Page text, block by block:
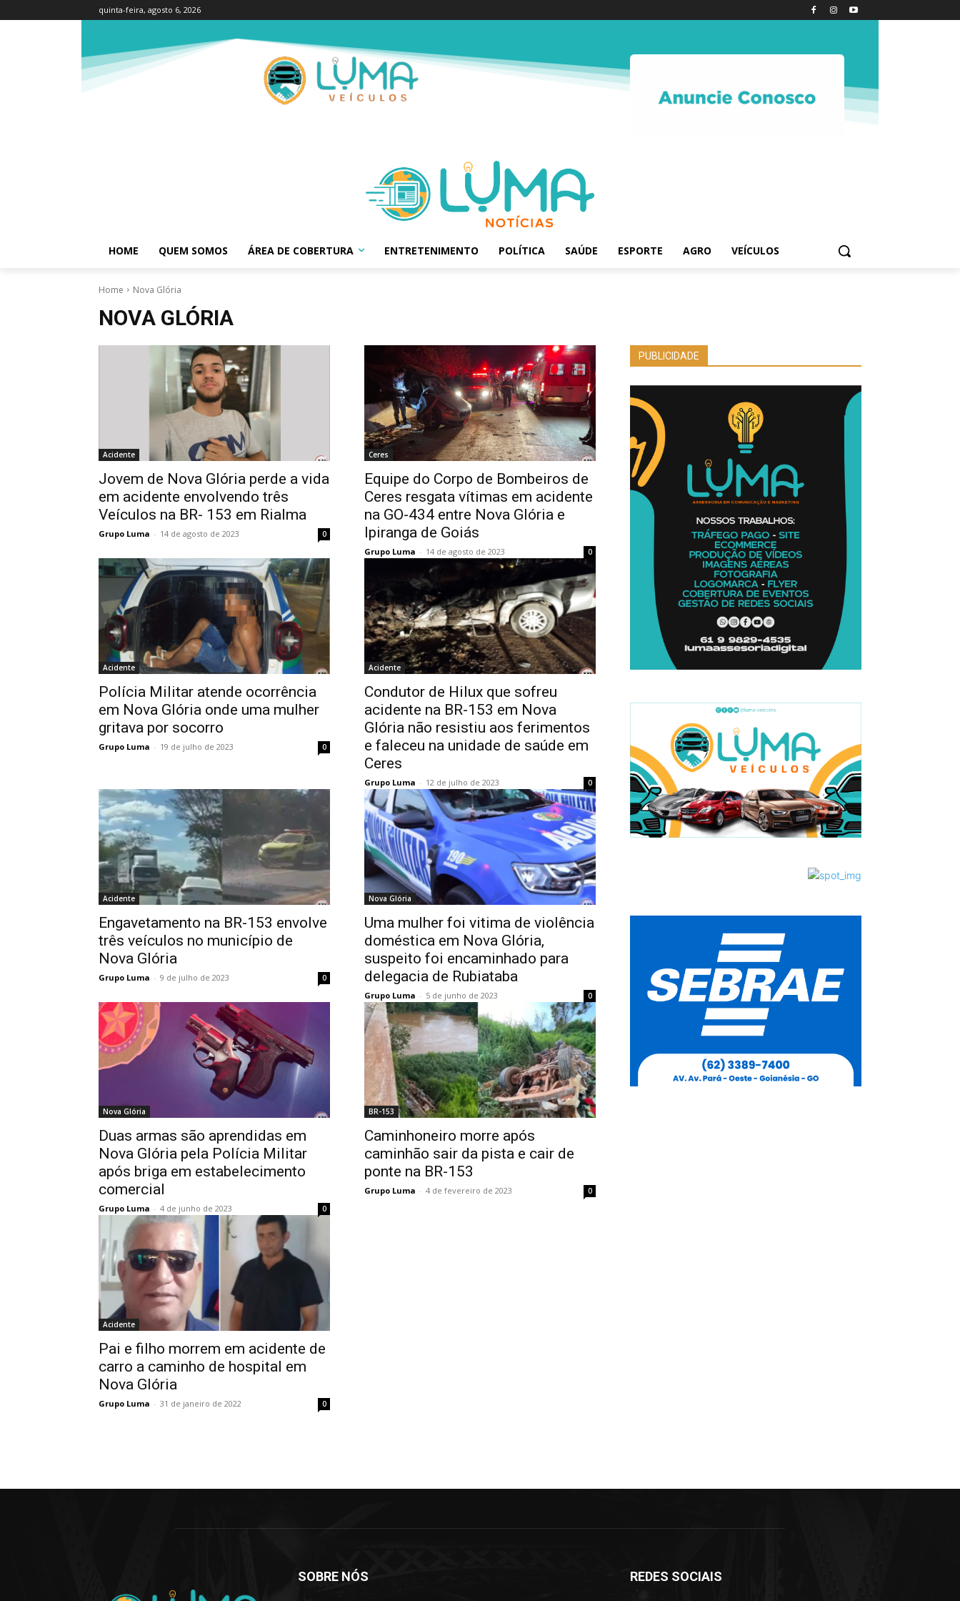
quinta-feira, agosto 6, 2026
HOME QUEM SOMOS ÁREA DE COBERTURA ENTRETENIMENTO POLÍTICA SAÚDE ESPORTE AGRO VEÍCULOS
Home Nova Glória
NOVA GLÓRIA
Acidente
Jovem de Nova Glória perde a vida
em acidente envolvendo três
Veículos na BR- 153 em Rialma
Grupo Luma - 14 de agosto de 2023 0
Ceres
Equipe do Corpo de Bombeiros de
Ceres resgata vítimas em acidente
na GO-434 entre Nova Glória e
Ipiranga de Goiás
Grupo Luma - 14 de agosto de 2023 0
Acidente
Polícia Militar atende ocorrência
em Nova Glória onde uma mulher
gritava por socorro
Grupo Luma - 19 de julho de 2023 0
Acidente
Condutor de Hilux que sofreu
acidente na BR-153 em Nova
Glória não resistiu aos ferimentos
e faleceu na unidade de saúde em
Ceres
Grupo Luma - 12 de julho de 2023 0
Acidente
Engavetamento na BR-153 envolve
três veículos no município de
Nova Glória
Grupo Luma - 9 de julho de 2023 0
Nova Glória
Uma mulher foi vitima de violência
doméstica em Nova Glória,
suspeito foi encaminhado para
delegacia de Rubiataba
Grupo Luma - 5 de junho de 2023 0
Nova Glória
Duas armas são aprendidas em
Nova Glória pela Polícia Militar
após briga em estabelecimento
comercial
Grupo Luma - 4 de junho de 2023 0
BR-153
Caminhoneiro morre após
caminhão sair da pista e cair de
ponte na BR-153
Grupo Luma - 4 de fevereiro de 2023 0
Acidente
Pai e filho morrem em acidente de
carro a caminho de hospital em
Nova Glória
Grupo Luma - 31 de janeiro de 2022 0
PUBLICIDADE
SOBRE NÓS REDES SOCIAIS